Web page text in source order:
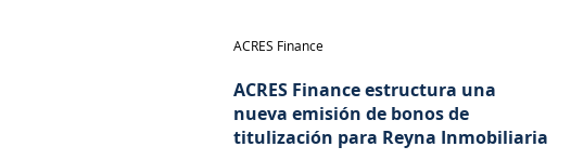
ACRES Finance estructura una
nueva emisión de bonos de
titulización para Reyna Inmobiliaria
ACRES Finance